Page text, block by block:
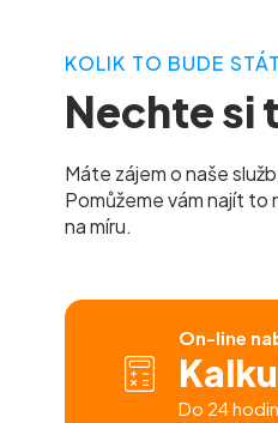
KOLIK TO BUDE
Nechte si
Máte zájem o naše
Pomůžeme vám najít to
na míru.
On-line
Do 24